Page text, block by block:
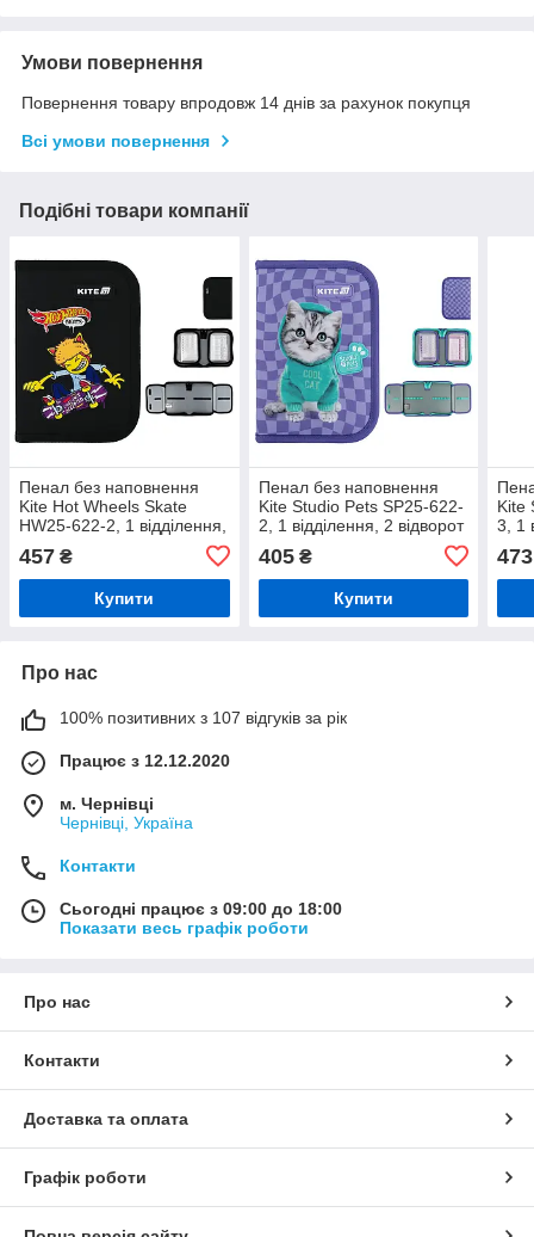
Умови повернення
Повернення товару впродовж 14 днів за рахунок покупця
Всі умови повернення
Подібні товари компанії
Пенал без наповнення
Kite Hot Wheels Skate
HW25-622-2, 1 відділення,
457 ₴
Купити
Пенал без наповнення
Kite Studio Pets SP25-622-
2, 1 відділення, 2 відворот
405₴
Купити
Kite
3, 1
473
Про нас
100% позитивних з 107 відгуків за рік
Працює з 12.12.2020
м. Чернівці
Чернівці, Україна
Контакти
Сьогодні працює з 09:00 до 18:00
Показати весь графік роботи
Про нас
Контакти
Доставка та оплата
Графік роботи